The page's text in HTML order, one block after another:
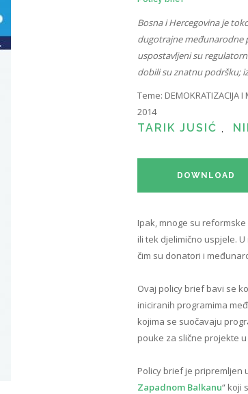
Bosna i Hercegovina je
dugotrajne međunarodne
uspostavljeni su
dobili su znatnu podršku;
Teme: DEMOKRATIZACIJA I
2014
TARIK JUSIĆ ,
DOWNLOAD
Ipak, mnoge su
ili tek djelimično uspjele.
čim su donatori i
Ovaj policy brief bavi se
iniciranih programima
kojima se suočavaju
pouke za slične projekte
Policy brief je pripremljen
Zapadnom Balkanu“ koji